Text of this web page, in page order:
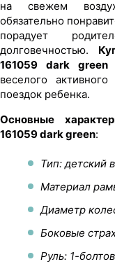
на свежем
обязательно
порадует
долговечностью.
161059 dark green
веселого
поездок ребенка.
Основные
161059 dark green:
Тип: детский
Материал
Диаметр
Боковые
Руль: 1-